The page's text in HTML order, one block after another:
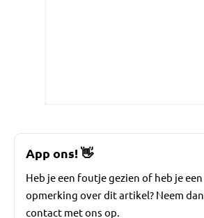
App ons!👋
Heb je een foutje gezien of heb je een
opmerking over dit artikel? Neem dan
contact met ons op.